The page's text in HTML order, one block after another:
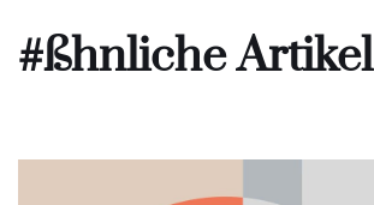
#ßhnliche Artikel